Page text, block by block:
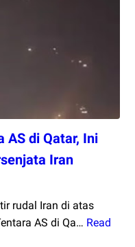
AS di Qatar, Ini
Iran
rudal Iran di atas
AS di Qa… Read